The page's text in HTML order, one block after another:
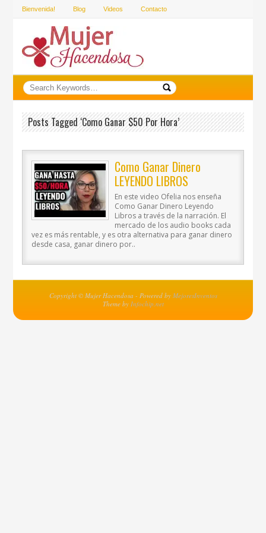
Bienvenida! Blog Videos Contacto
Posts Tagged ‘como Ganar $50 Por Hora’
Como Ganar Dinero
LEYENDO LIBROS
En este video Ofelia nos enseña
Como Ganar Dinero Leyendo
Libros a través de la narración. El
mercado de los audio books cada
vez es más rentable, y es otra alternativa para ganar dinero
desde casa, ganar dinero por..
Copyright © Mujer Hacendosa - Powered by MejoresInventos
Theme by Infochip.net